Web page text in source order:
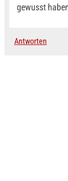
gewusst
Antworten